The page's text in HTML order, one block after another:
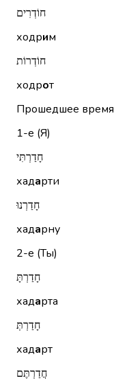
חוֹדְרִים
ходрим
חוֹדְרוֹת
ходрот
Прошедшее время
1-е (Я)
חָדַרְתִּי
хадарти
חָדַרְנוּ
хадарну
2-е (Ты)
חָדַרְתָּ
хадарта
חָדַרְתְּ
хадарт
חֲדַרְתֶּם